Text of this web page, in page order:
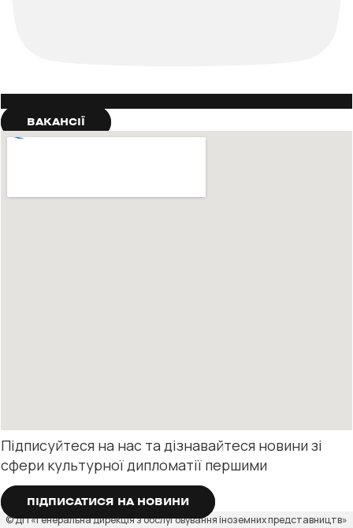
ВАКАНСІЇ
Підписуйтеся на нас та дізнавайтеся новини зі
сфери культурної дипломатії першими
ПІДПИСАТИСЯ НА НОВИНИ
© ДП «Генеральна дирекція з обслуговування іноземних представництв»